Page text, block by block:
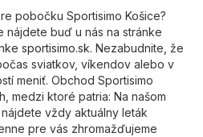
pobočku Sportisimo Košice?
buď u nás na stránke
sportisimo.sk. Nezabudnite, že
sviatkov, víkendov alebo v
meniť. Obchod Sportisimo
medzi ktoré patria: Na našom
vždy aktuálny leták
pre vás zhromažďujeme